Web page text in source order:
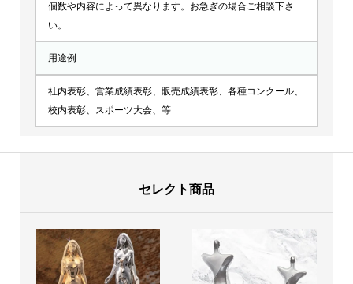
個数や内容によって異なります。お急ぎの場合ご相談下さ
い。
用途例
社内表彰、営業成績表彰、販売成績表彰、各種コンクール、
校内表彰、スポーツ大会、等
セレクト商品